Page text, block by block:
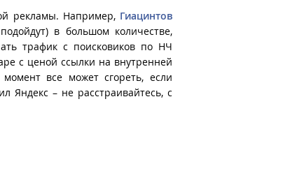
рекламы. Например, Гиацинтов
в большом количестве,
трафик с поисковиков по НЧ
с ценой ссылки на внутренней
все может сгореть, если
Яндекс – не расстраивайтесь, с